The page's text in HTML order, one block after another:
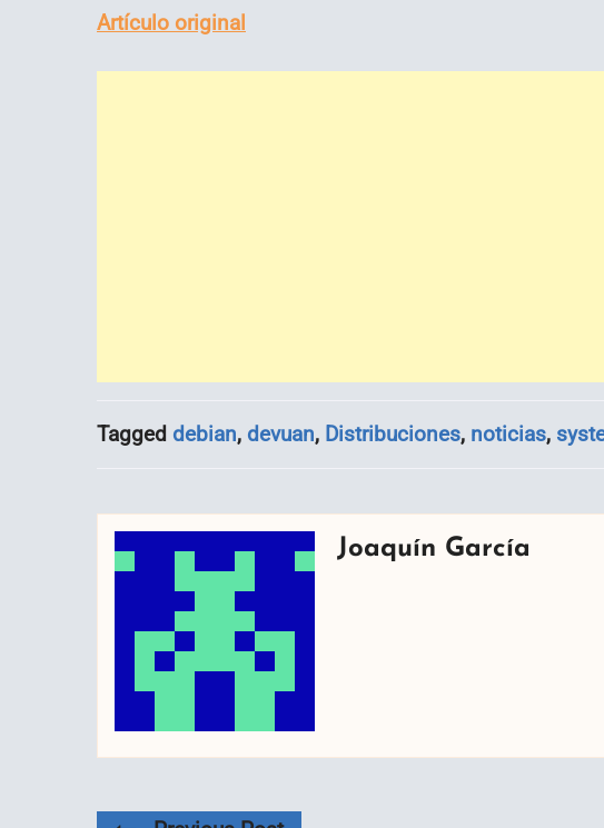
Artículo original
Tagged debian, devuan, Distribuciones, noticias,
Joaquín García